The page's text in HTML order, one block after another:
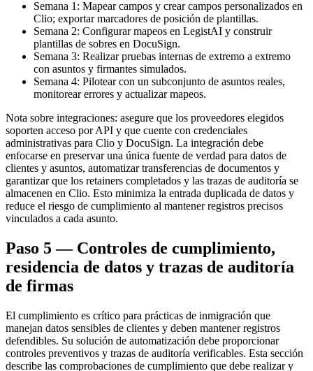
Semana 1: Mapear campos y crear campos personalizados en
Clio; exportar marcadores de posición de plantillas.
Semana 2: Configurar mapeos en LegistAI y construir
plantillas de sobres en DocuSign.
Semana 3: Realizar pruebas internas de extremo a extremo
con asuntos y firmantes simulados.
Semana 4: Pilotear con un subconjunto de asuntos reales,
monitorear errores y actualizar mapeos.
Nota sobre integraciones: asegure que los proveedores elegidos
soporten acceso por API y que cuente con credenciales
administrativas para Clio y DocuSign. La integración debe
enfocarse en preservar una única fuente de verdad para datos de
clientes y asuntos, automatizar transferencias de documentos y
garantizar que los retainers completados y las trazas de auditoría se
almacenen en Clio. Esto minimiza la entrada duplicada de datos y
reduce el riesgo de cumplimiento al mantener registros precisos
vinculados a cada asunto.
Paso 5 — Controles de cumplimiento,
residencia de datos y trazas de auditoría
de firmas
El cumplimiento es crítico para prácticas de inmigración que
manejan datos sensibles de clientes y deben mantener registros
defendibles. Su solución de automatización debe proporcionar
controles preventivos y trazas de auditoría verificables. Esta sección
describe las comprobaciones de cumplimiento que debe realizar y